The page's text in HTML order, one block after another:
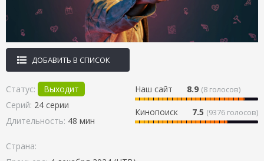
ДОБАВИТЬ В СПИСОК
Наш сайт 8.9 (8 голосов)
Кинопоиск 7.5 (9376 голосов)
Статус:
Выходит
Серий: 24 серии
Длительность: 48 мин
Страна: